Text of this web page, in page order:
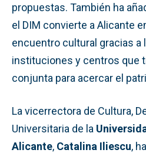
propuestas. También ha
el DIM convierte a Alicante
encuentro cultural gracias a
instituciones y centros que
conjunta para acercar el
La vicerrectora de Cultura,
Universitaria de la
Alicante, Catalina Iliescu,